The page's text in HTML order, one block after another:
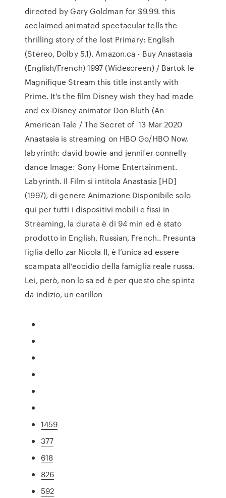
directed by Gary Goldman for $9.99. this
acclaimed animated spectacular tells the
thrilling story of the lost Primary: English
(Stereo, Dolby 5.1). Amazon.ca - Buy Anastasia
(English/French) 1997 (Widescreen) / Bartok le
Magnifique Stream this title instantly with
Prime. It's the film Disney wish they had made
and ex-Disney animator Don Bluth (An
American Tale / The Secret of 13 Mar 2020
Anastasia is streaming on HBO Go/HBO Now.
labyrinth: david bowie and jennifer connelly
dance Image: Sony Home Entertainment.
Labyrinth. Il Film si intitola Anastasia [HD]
(1997), di genere Animazione Disponibile solo
qui per tutti i dispositivi mobili e fissi in
Streaming, la durata è di 94 min ed è stato
prodotto in English, Russian, French.. Presunta
figlia dello zar Nicola II, è l’unica ad essere
scampata all’eccidio della famiglia reale russa.
Lei, però, non lo sa ed è per questo che spinta
da indizio, un carillon
1459
377
618
826
592